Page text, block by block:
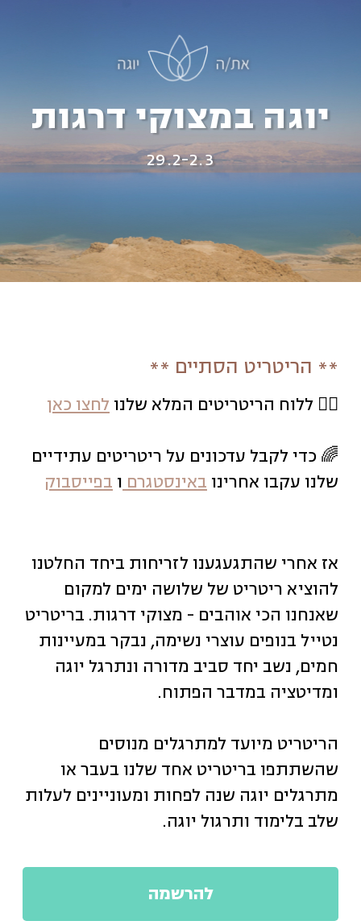
יוגה במצוקי דרגות
29.2-2.3
** הריטריט הסתיים **
🧘‍♀️ ללוח הריטריטים המלא שלנו לחצו כאן
🌈 כדי לקבל עדכונים על ריטריטים עתידיים
שלנו עקבו אחרינו באינסטגרם ו בפייסבוק
אז אחרי שהתגעגענו לזריחות ביחד החלטנו
להוציא ריטריט של שלושה ימים למקום
שאנחנו הכי אוהבים - מצוקי דרגות. בריטריט
נטייל בנופים עוצרי נשימה, נבקר במעיינות
חמים, נשב יחד סביב מדורה ונתרגל יוגה
ומדיטציה במדבר הפתוח.
הריטריט מיועד למתרגלים מנוסים
שהשתתפו בריטריט אחד שלנו בעבר או
מתרגלים יוגה שנה לפחות ומעוניינים לעלות
שלב בלימוד ותרגול יוגה.
להרשמה